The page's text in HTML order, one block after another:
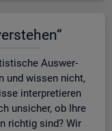
Aus­wer­
und wis­sen nicht,
in­ter­pre­tie­ren
un­si­cher, ob Ihre
rich­tig sind? Wir